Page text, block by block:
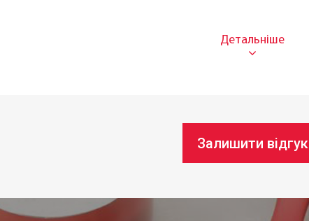
в посудомийній машині:
Залишити відгук